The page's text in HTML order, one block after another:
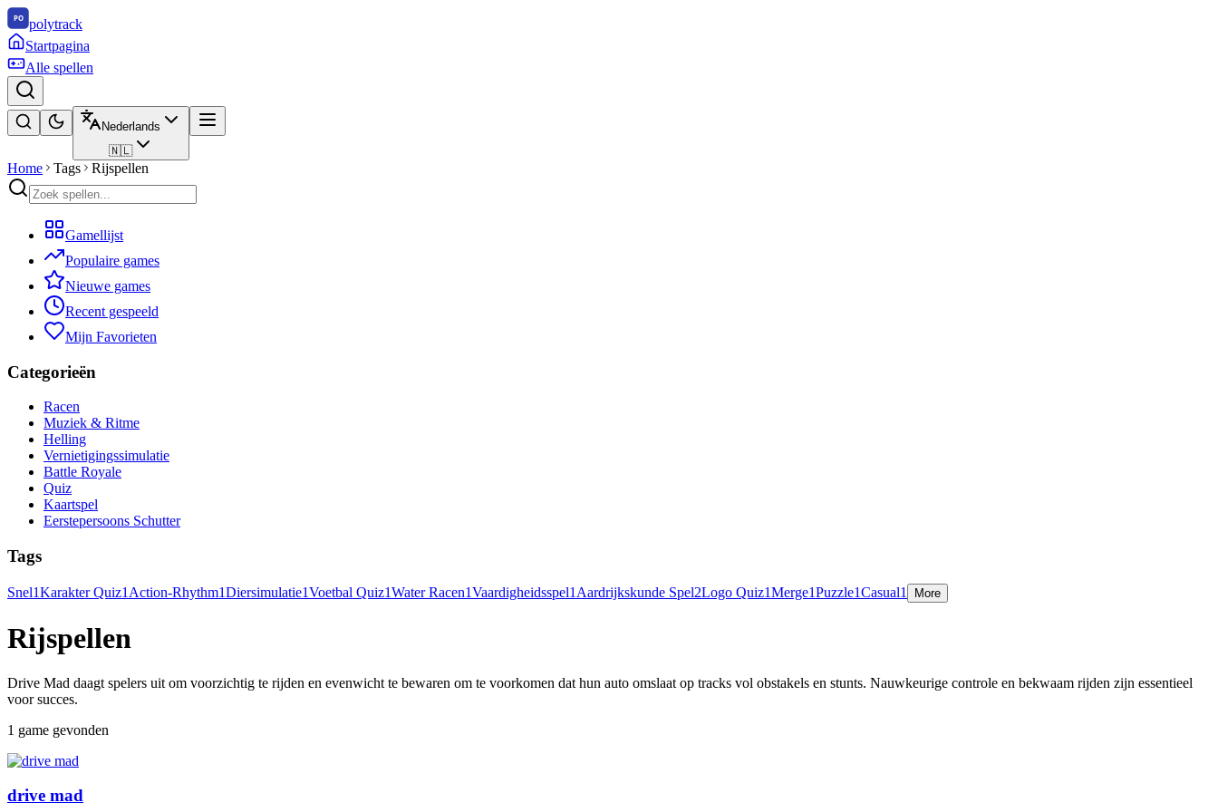
polytrack
Startpagina
Alle spellen
Nederlands
🇳🇱
Home Tags Rijspellen
Gamellijst
Populaire games
Nieuwe games
Recent gespeeld
Mijn Favorieten
Categorieën
Racen
Muziek & Ritme
Helling
Vernietigingssimulatie
Battle Royale
Quiz
Kaartspel
Eerstepersoons Schutter
Tags
Snel1Karakter Quiz1 Action-Rhythm1Diersimulatie1Voetbal Quiz1Water Racen1Vaardigheidsspel1 Aardrijkskunde Spel2Logo Quiz1Merge1Puzzle1Casual1 More
Rijspellen
Drive Mad daagt spelers uit om voorzichtig te rijden en evenwicht te bewaren om te voorkomen dat hun auto omslaat op tracks vol obstakels en stunts. Nauwkeurige controle en bekwaam rijden zijn essentieel
voor succes.
1 game gevonden
drive mad